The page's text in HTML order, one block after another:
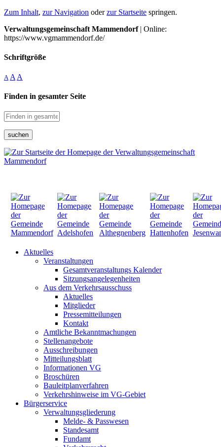
Zum Inhalt, zur Navigation oderzur Startseite springen.
Verwaltungsgemeinschaft Mammendorf| Online:
https://www.vgmammendorf.de/
Schriftgröße
A A A
Finden in gesamter Seite
suchen
Aktuelles
Veranstaltungen
Gesamtveranstaltungs Kalender
Sitzungsangelegenheiten
Aus dem Verkehrsausschuss
Aktuelles
Mitglieder
Pressemitteilungen
Kontakt
Amtliche Bekanntmachungen
Stellenangebote
Ausschreibungen
Mitteilungsblatt
Informationen VG
Broschüren
Bauleitplanverfahren
Verkehrshinweise im VG-Gebiet
Bürgerservice
Verwaltungsgliederung
Melde- & Passwesen
Standesamt
Fundamt